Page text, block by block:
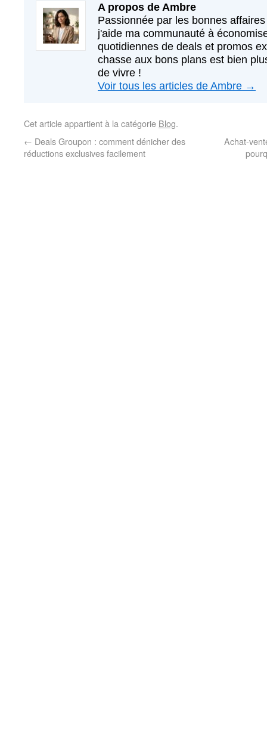
A propos de Ambre
Passionnée par les bonnes
j'aide ma communauté à
quotidiennes de deals et promos
chasse aux bons plans est bien
de vivre !
Voir tous les articles de Ambre →
Cet article appartient à la catégorie Blog.
← Deals Groupon : comment dénicher des
réductions exclusives facilement
Achat-